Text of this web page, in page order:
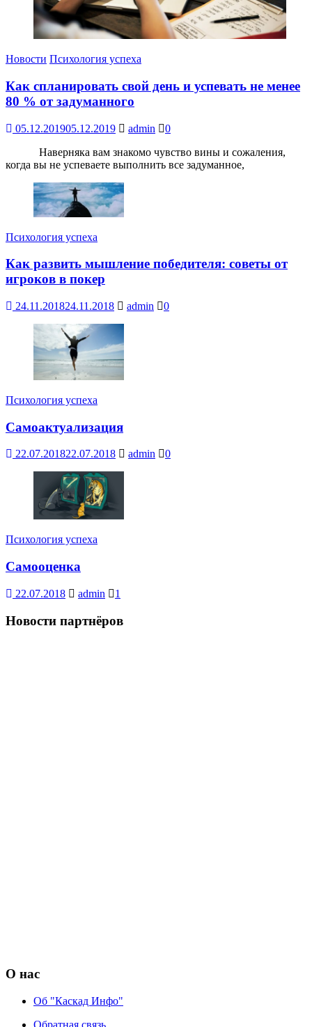
Новости Психология успеха
Как спланировать свой день и успевать не менее
80 % от задуманного
05.12.201905.12.2019 admin
0
Наверняка вам знакомо чувство вины и сожаления,
когда вы не успеваете выполнить все задуманное,
Психология успеха
Как развить мышление победителя: советы от
игроков в покер
24.11.201824.11.2018 admin 0
Психология успеха
Самоактуализация
22.07.201822.07.2018 admin 0
Психология успеха
Самооценка
22.07.2018 admin 1
Новости партнёров
О нас
Об "Каскад Инфо"
Обратная связь